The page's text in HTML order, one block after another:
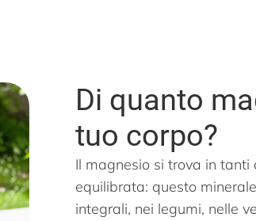
Di quanto
tuo corpo?
Il magnesio si trova in
equilibrata: questo
integrali, nei legumi, nelle